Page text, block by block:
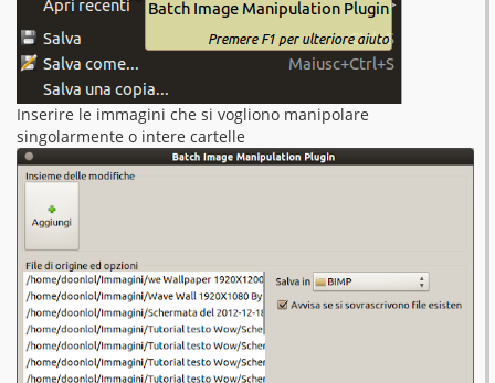
Inserire le immagini che si vogliono manipolare
singolarmente o intere cartelle